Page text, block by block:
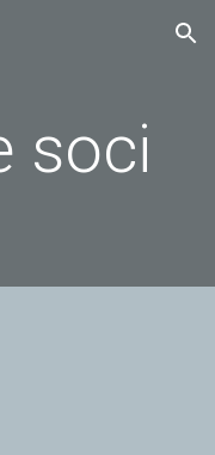
Skip to navigation
soci